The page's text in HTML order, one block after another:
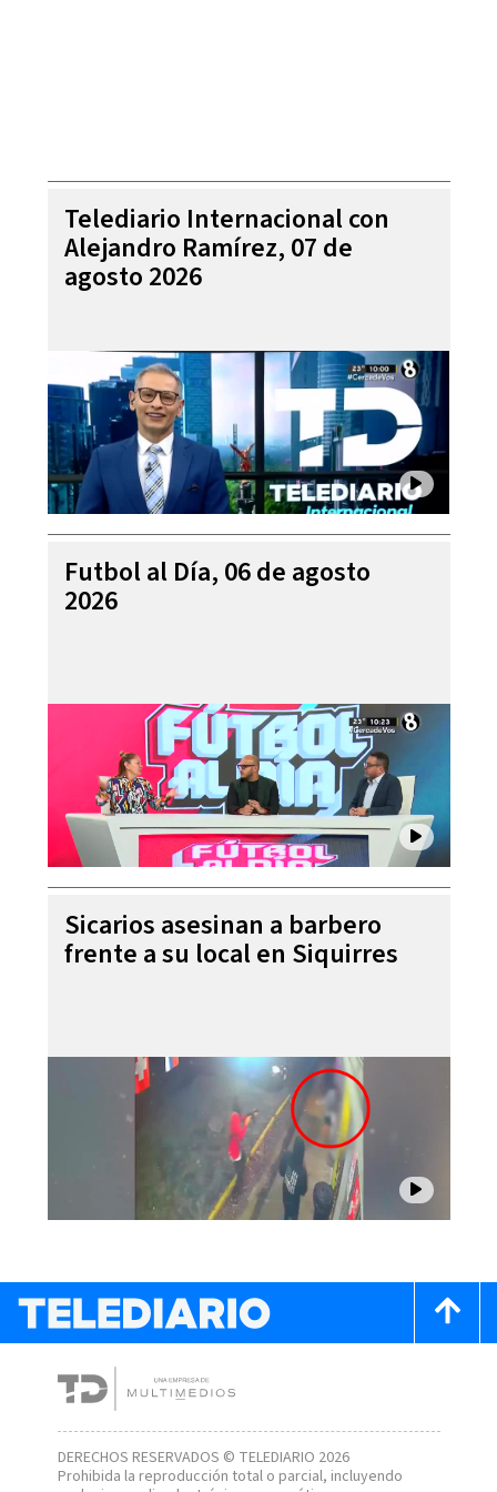
Telediario Internacional con
Alejandro Ramírez, 07 de
agosto 2026
Futbol al Día, 06 de agosto
2026
Sicarios asesinan a barbero
frente a su local en Siquirres
DERECHOS RESERVADOS © TELEDIARIO 2026
Prohibida la reproducción total o parcial, incluyendo